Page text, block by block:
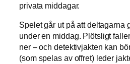
privata middagar.
Spelet går ut på att deltagarna
under en middag. Plötsligt
ner – och detektivjakten kan
(som spelas av offret) leder